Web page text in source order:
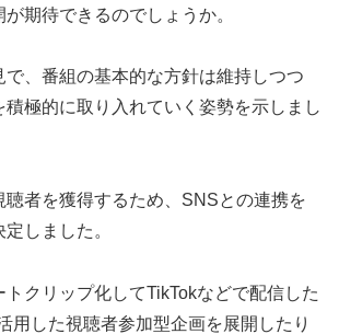
期待できるのでしょうか。
、番組の基本的な方針は維持しつつ
積極的に取り入れていく姿勢を示しまし
聴者を獲得するため、SNSとの連携を
しました。
クリップ化してTikTokなどで配信した
用した視聴者参加型企画を展開したり